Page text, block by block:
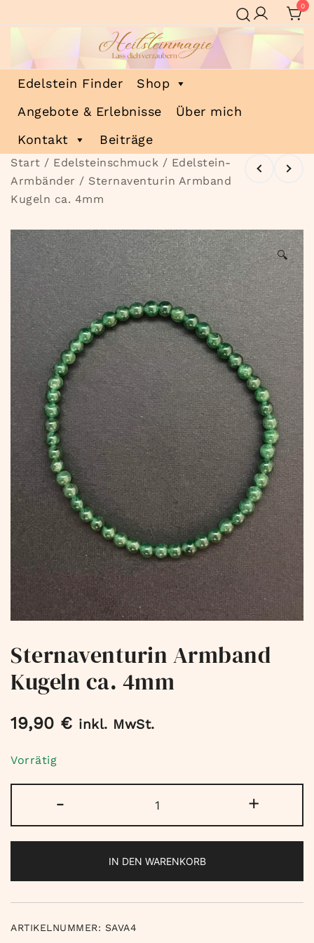
Inhalt
0
Heilsteinmagie
Lass dich verzaubern
Edelstein Finder
Shop
Angebote & Erlebnisse
Über mich
Kontakt
Beiträge
Start / Edelsteinschmuck / Edelstein-
Armbänder / Sternaventurin Armband
Kugeln ca. 4mm
🔍
Sternaventurin Armband
Kugeln ca. 4mm
19,90 € inkl. MwSt.
Vorrätig
-
Armband
Kugeln
4mm
Menge
+
IN DEN WARENKORB
ARTIKELNUMMER: SAVA4